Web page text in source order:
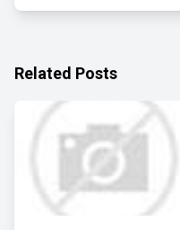
Related Posts